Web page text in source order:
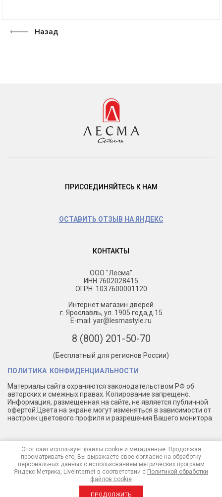
Назад
ПРИСОЕДИНЯЙТЕСЬ К НАМ
ОСТАВИТЬ ОТЗЫВ НА ЯНДЕКС
КОНТАКТЫ
ООО "Лесма"
ИНН 7602028415
ОГРН 1037600001120
Интернет магазин дверей
г. Ярославль, ул. 1905 года,д.15
E-mail: yar@lesmastyle.ru
8 (800) 201-50-70
(Бесплатный для регионов России)
ПОЛИТИКА КОНФИДЕНЦИАЛЬНОСТИ
Материалы сайта охраняются законодательством РФ об
авторских и смежных правах. Копирование запрещено.
Информация, размещенная на сайте, не является публичной
офертой.Цвета на экране могут изменяться в зависимости от
настроек цветового профиля и разрешения Вашего монитора.
© 2022, ООО "Лесма", г.Ярославль, фабрика межкомнатных
дверей
Этот сайт использует файлы cookie и метаданные. Продолжая
просматривать его, Вы выражаете свое согласие на обработку
персональных данных с использованием метрических программ
Яндекс.Метрика, LiveInternet в соответствии с Политикой обработки
файлов cookie
ПРОДОЛЖИТЬ